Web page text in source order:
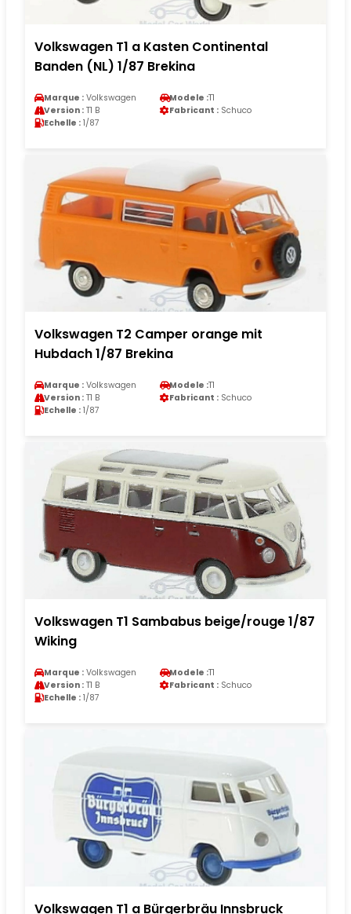
Volkswagen T1 a Kasten Continental
Banden (NL) 1/87 Brekina
Marque : Volkswagen Modele :T1
Version : T1 B Fabricant : Schuco
Echelle : 1/87
Volkswagen T2 Camper orange mit
Hubdach 1/87 Brekina
Marque : Volkswagen Modele :T1
Version : T1 B Fabricant : Schuco
Echelle : 1/87
Volkswagen T1 Sambabus beige/rouge 1/87
Wiking
Marque : Volkswagen Modele :T1
Version : T1 B Fabricant : Schuco
Echelle : 1/87
Volkswagen T1 a Bürgerbräu Innsbruck